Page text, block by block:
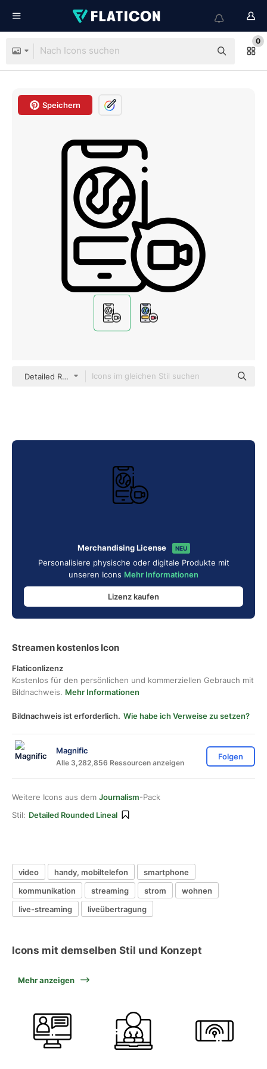
0
Speichern
Detailed Rounded Lineal
Merchandising License NEU
Personalisiere physische oder digitale Produkte mit
unseren Icons Mehr Informationen
Lizenz kaufen
Streamen kostenlos Icon
Flaticonlizenz
Kostenlos für den persönlichen und kommerziellen Gebrauch mit
Bildnachweis. Mehr Informationen
Bildnachweis ist erforderlich. Wie habe ich Verweise zu setzen?
Magnific
Alle 3,282,856 Ressourcen anzeigen
Folgen
Weitere Icons aus dem Journalism-Pack
Stil: Detailed Rounded Lineal
video handy, mobiltelefon
smartphone
kommunikation
streaming strom
wohnen
live-streaming
liveübertragung
Icons mit demselben Stil und Konzept
Mehr anzeigen